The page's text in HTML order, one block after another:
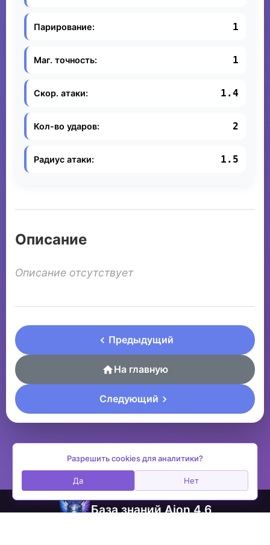
Парирование: 1
Маг. точность: 1
Скор. атаки: 1.4
Кол-во ударов: 2
Радиус атаки: 1.5
Описание
Описание отсутствует
Предыдущий
На главную
Следующий
База знаний Aion 4.6
Разрешить cookies для аналитики?
Да Нет